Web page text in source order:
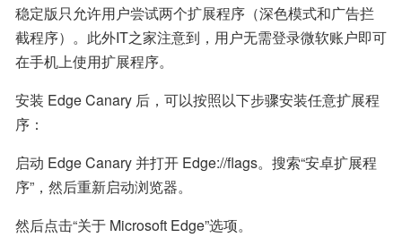
稳定版只允许用户尝试两个扩展程序（深色模式和广告拦
截程序）。此外IT之家注意到，用户无需登录微软账户即可
在手机上使用扩展程序。
安装 Edge Canary 后，可以按照以下步骤安装任意扩展程
序：
启动 Edge Canary 并打开 Edge://flags。搜索“安卓扩展程
序”，然后重新启动浏览器。
然后点击“关于 Microsoft Edge”选项。